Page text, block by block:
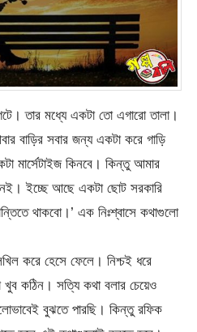
তার মধ্যে একটা তো এগারো তালা।
বাড়ির সবার জন্য একটা করে গাড়ি
মার্সেটাইজ কিনবে। কিন্তু আমার
ইচ্ছে আছে একটা ছোট সরকারি
থাকবো।’ এক নিঃশ্বাসে কথাগুলো
করে হেসে ফেলে। নিশ্চই ধরে
কঠিন। সত্যি কথা বলার চেয়েও
বুঝতে পারছি। কিন্তু রফিক